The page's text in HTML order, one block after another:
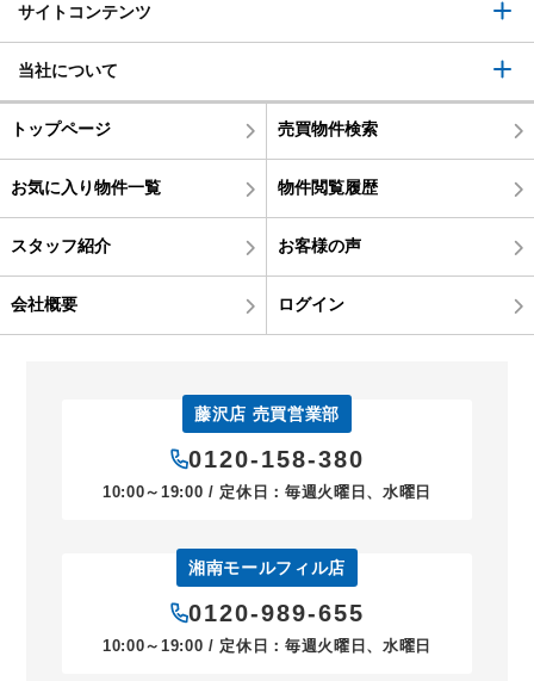
サイトコンテンツ
当社について
トップページ 売買物件検索
お気に入り物件一覧 物件閲覧履歴
スタッフ紹介 お客様の声
会社概要 ログイン
藤沢店 売買営業部
0120-158-380
10:00～19:00 / 定休日：毎週火曜日、水曜日
湘南モールフィル店
0120-989-655
10:00～19:00 / 定休日：毎週火曜日、水曜日